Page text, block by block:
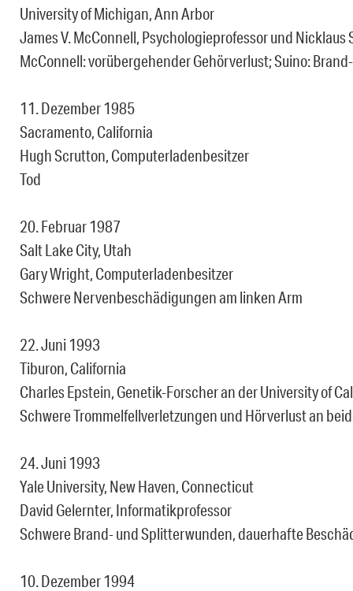
University of Michigan, Ann Arbor
James V. McConnell, Psychologieprofessor und
McConnell: vorübergehender Gehörverlust; Suino:
11. Dezember 1985
Sacramento, California
Hugh Scrutton, Computerladenbesitzer
Tod
20. Februar 1987
Salt Lake City, Utah
Gary Wright, Computerladenbesitzer
Schwere Nervenbeschädigungen am linken Arm
22. Juni 1993
Tiburon, California
Charles Epstein, Genetik-Forscher an der University of
Schwere Trommelfellverletzungen und Hörverlust an
24. Juni 1993
Yale University, New Haven, Connecticut
David Gelernter, Informatikprofessor
Schwere Brand- und Splitterwunden, dauerhafte
10. Dezember 1994